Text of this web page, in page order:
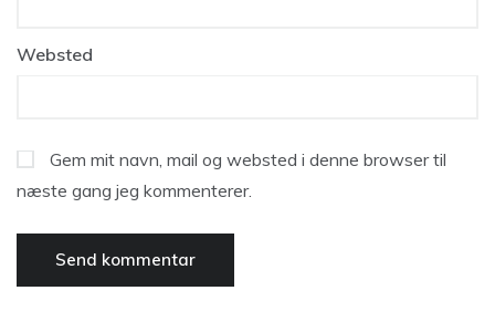
Websted
Gem mit navn, mail og websted i denne browser til
næste gang jeg kommenterer.